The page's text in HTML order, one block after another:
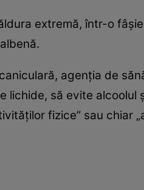
extremă, într-o
agenţia de
lichide, să evite
fizice” sau chiar